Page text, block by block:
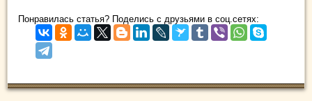
Понравилась статья? Поделись с друзьями в соц.сетях: